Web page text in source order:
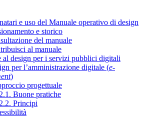
e uso del Manuale operativo di design
e storico
del manuale
al manuale
al design per i servizi pubblici digitali
per l’amministrazione digitale (e-
)
progettuale
Buone pratiche
Principi